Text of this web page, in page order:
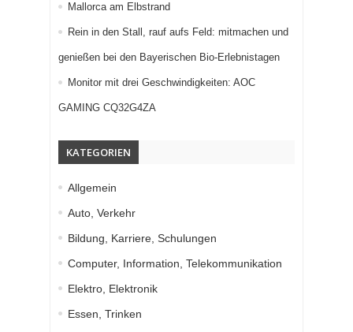
Mallorca am Elbstrand
Rein in den Stall, rauf aufs Feld: mitmachen und
genießen bei den Bayerischen Bio-Erlebnistagen
Monitor mit drei Geschwindigkeiten: AOC
GAMING CQ32G4ZA
KATEGORIEN
Allgemein
Auto, Verkehr
Bildung, Karriere, Schulungen
Computer, Information, Telekommunikation
Elektro, Elektronik
Essen, Trinken